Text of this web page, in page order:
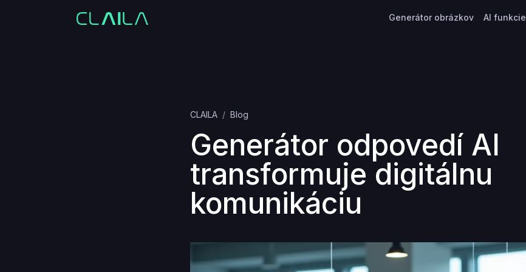
Generátor obrázkov AI funkcie
CLAILA Blog
Generátor odpovedí AI
transformuje digitálnu
komunikáciu